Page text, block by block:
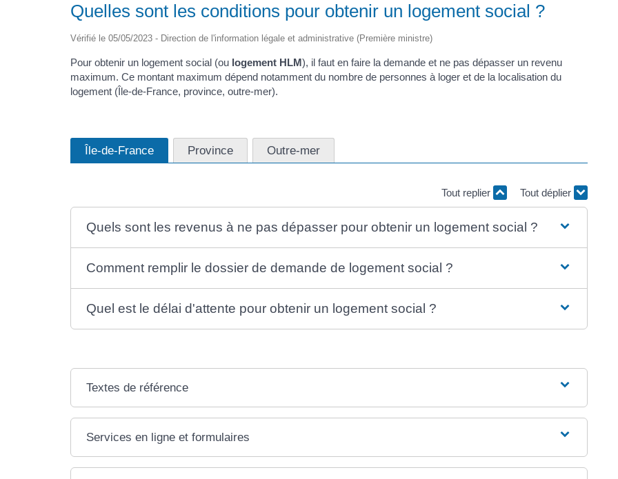
Quelles sont les conditions pour obtenir un logement social ?
Vérifié le 05/05/2023 - Direction de l'information légale et administrative (Première ministre)
Pour obtenir un logement social (ou logement HLM), il faut en faire la demande et ne pas dépasser un revenu
maximum. Ce montant maximum dépend notamment du nombre de personnes à loger et de la localisation du
logement (Île-de-France, province, outre-mer).
Île-de-France Province Outre-mer
Tout replier Tout déplier
Quels sont les revenus à ne pas dépasser pour obtenir un logement social ?
Comment remplir le dossier de demande de logement social ?
Quel est le délai d'attente pour obtenir un logement social ?
Textes de référence
Services en ligne et formulaires